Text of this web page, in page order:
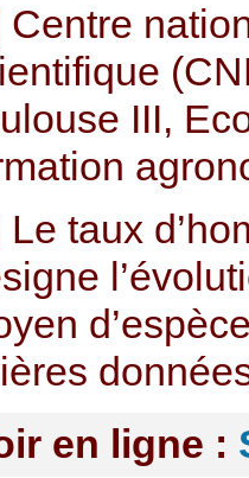
Centre
III,
Le taux
en ligne :